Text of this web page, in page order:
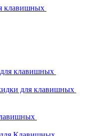
клавишных
клавишных
для клавишных